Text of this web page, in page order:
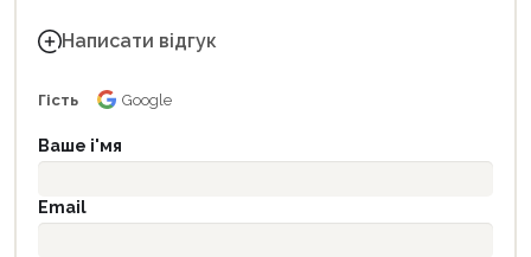
Написати відгук
Гість Google
Ваше і'мя
Email